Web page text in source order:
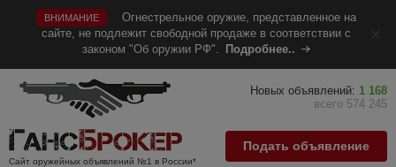
ВНИМАНИЕ
Огнестрельное оружие, представленное на
сайте, не подлежит свободной продаже в соответствии с
законом "Об оружии РФ".
Подробнее..
Сайт оружейных объявлений №1 в России*
Новых объявлений: 1 168
всего 574 245
Подать объявление